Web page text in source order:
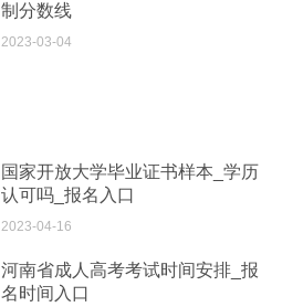
制分数线
2023-03-04
国家开放大学毕业证书样本_学历
认可吗_报名入口
2023-04-16
河南省成人高考考试时间安排_报
名时间入口